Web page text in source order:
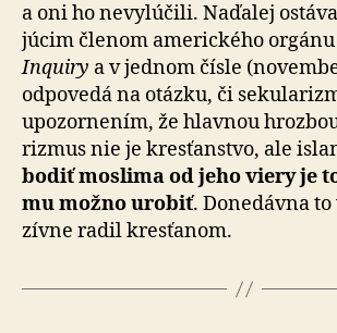
a oni ho ne­vy­lú­čili. Na­ďalej
júcim členom amerického
Inquiry a v jednom čísle
odpovedá na otázku, či
upo­zor­nením, že hlavnou
rizmus nie je kresťanstvo, ale
bo­diť moslima od jeho viery je
mu možno urobiť. Do­ne­dávna
zívne radil kresťanom.